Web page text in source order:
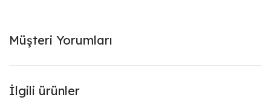
Müşteri Yorumları
İlgili ürünler